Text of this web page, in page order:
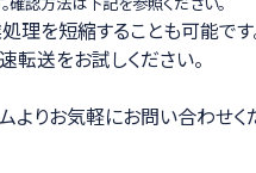
理を短縮することも可能です
送をお試しください。
りお気軽にお問い合わせく